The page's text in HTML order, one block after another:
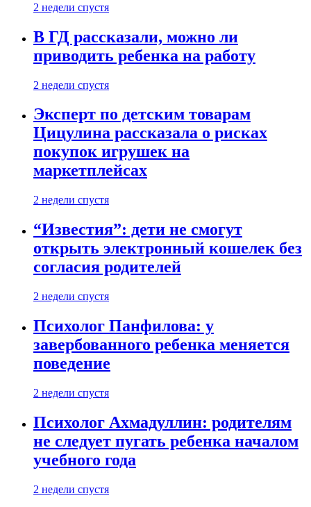
2 недели спустя
В ГД рассказали, можно ли
приводить ребенка на работу
2 недели спустя
Эксперт по детским товарам
Цицулина рассказала о рисках
покупок игрушек на
маркетплейсах
2 недели спустя
“Известия”: дети не смогут
открыть электронный кошелек без
согласия родителей
2 недели спустя
Психолог Панфилова: у
завербованного ребенка меняется
поведение
2 недели спустя
Психолог Ахмадуллин: родителям
не следует пугать ребенка началом
учебного года
2 недели спустя